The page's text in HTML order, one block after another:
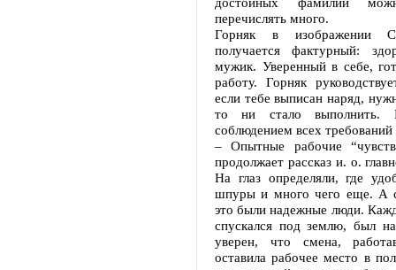
перечислять много.
Горняк в изображении
получается фактурный:
мужик. Уверенный в себе,
работу. Горняк
если тебе выписан наряд,
то ни стало выполнить.
соблюдением всех требований
– Опытные рабочие
продолжает рассказ и. о.
На глаз определяли, где
шпуры и много чего еще. А
это были надежные люди.
спускался под землю, был
уверен, что смена,
оставила рабочее место в